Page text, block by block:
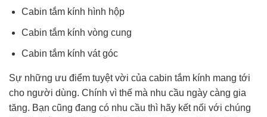
Cabin tắm kính hình hộp
Cabin tắm kính vòng cung
Cabin tắm kính vát góc
Sự những ưu điểm tuyệt vời của cabin tắm kính mang tới
cho người dùng. Chính vì thế mà nhu cầu ngày càng gia
tăng. Bạn cũng đang có nhu cầu thì hãy kết nối với chúng